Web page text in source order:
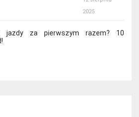
2025
jazdy za pierwszym razem? 10